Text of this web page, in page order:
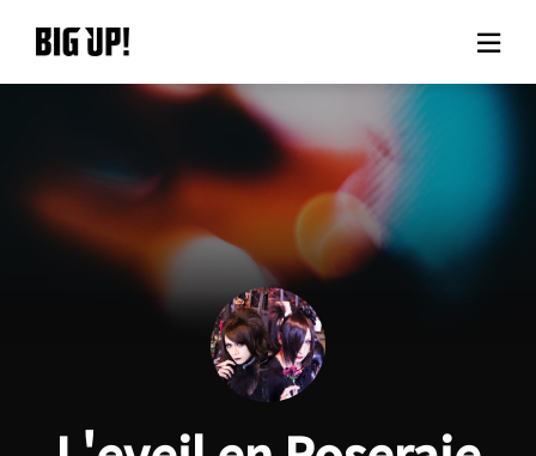
BIG UP!について
ニュース
料金プラン
サポート
ご利用の流れ
よくある質問